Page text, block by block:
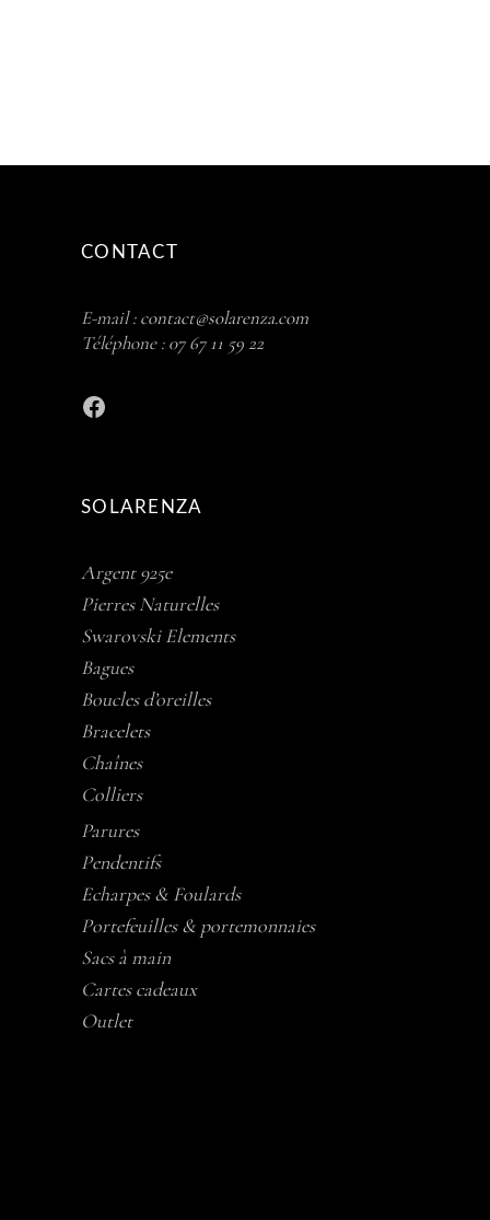
CONTACT
E-mail :contact@solarenza.com
Téléphone :07 67 11 59 22
Facebook
SOLARENZA
Argent 925e
Pierres Naturelles
Swarovski Elements
Bagues
Boucles d’oreilles
Bracelets
Chaînes
Colliers
Parures
Pendentifs
Echarpes & Foulards
Portefeuilles & portemonnaies
Sacs à main
Cartes cadeaux
Outlet